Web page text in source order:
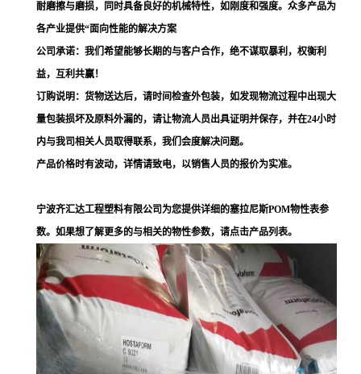
耐磨擦与磨损，同时具备良好的机械特性，如刚度和强度。众多产品为
各产业提供“面向性能的解决方案
公司承诺：我们希望能够长期的与客户合作，绝不谋取暴利，权衡利
益，互利共赢！
订购说明：货物送达后，请时间检查外包装，如发现物流过程中出现大
量包装损坏及原料外漏的，请让物流人员出具证明并保存，并在24小时
内与我司相关人员取得联系，我们会度解决问题。
产品价格时有波动，详情请致电，以销售人员的报价为实准。
宁波齐汇达工程塑料有限公司为您提供详细的塞拉尼斯POM物性表参
数。如果想了解更多的与相关的物性参数，请点击产品列表。